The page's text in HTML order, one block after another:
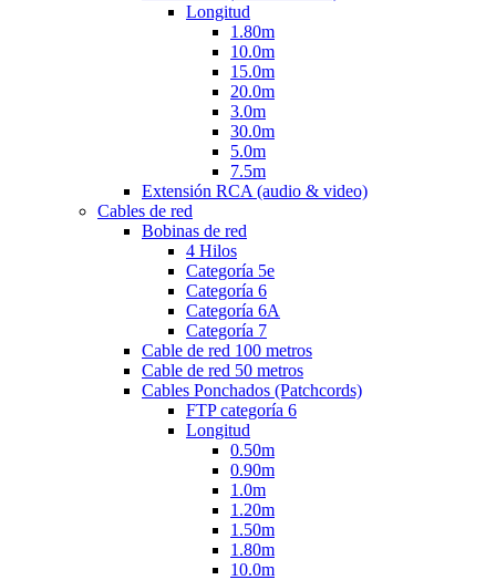
Longitud
1.80m
10.0m
15.0m
20.0m
3.0m
30.0m
5.0m
7.5m
Extensión RCA (audio & video)
Cables de red
Bobinas de red
4 Hilos
Categoría 5e
Categoría 6
Categoría 6A
Categoría 7
Cable de red 100 metros
Cable de red 50 metros
Cables Ponchados (Patchcords)
FTP categoría 6
Longitud
0.50m
0.90m
1.0m
1.20m
1.50m
1.80m
10.0m